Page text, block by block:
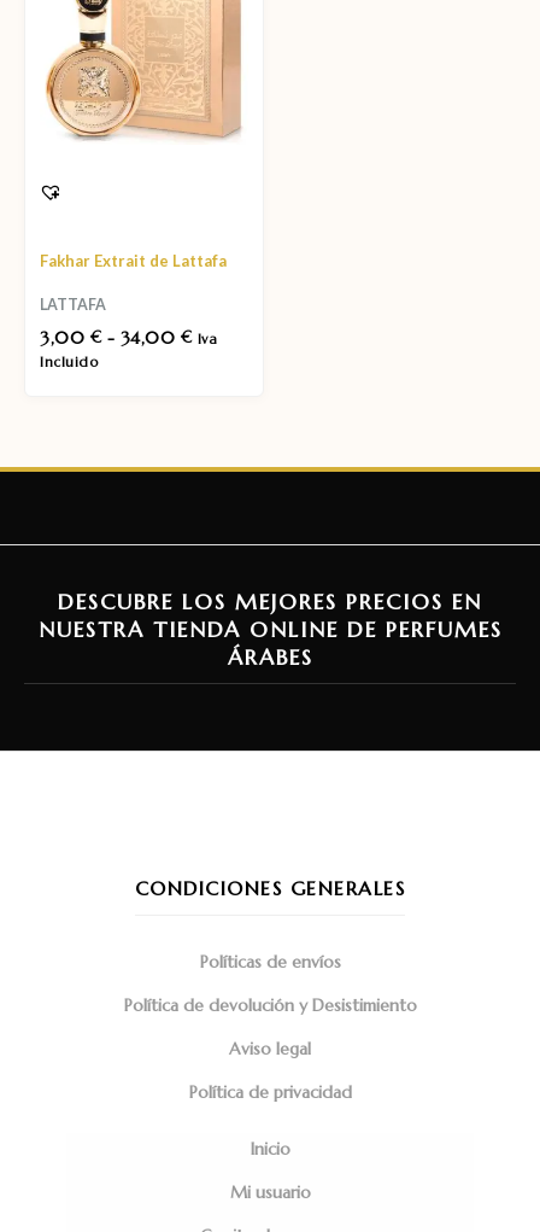
Fakhar Extrait de Lattafa
LATTAFA
3,00 € - 34,00 € Iva
Incluido
DESCUBRE LOS MEJORES PRECIOS EN
NUESTRA TIENDA ONLINE DE PERFUMES
ÁRABES
CONDICIONES GENERALES
Políticas de envíos
Política de devolución y Desistimiento
Aviso legal
Política de privacidad
Inicio
Mi usuario